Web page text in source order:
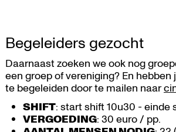
Begeleiders gezocht
Daarnaast zoeken we ook nog
een groep of vereniging? En
te begeleiden door te mailen naar
SHIFT: start shift 10u30 - einde
VERGOEDING: 30 euro / pp.